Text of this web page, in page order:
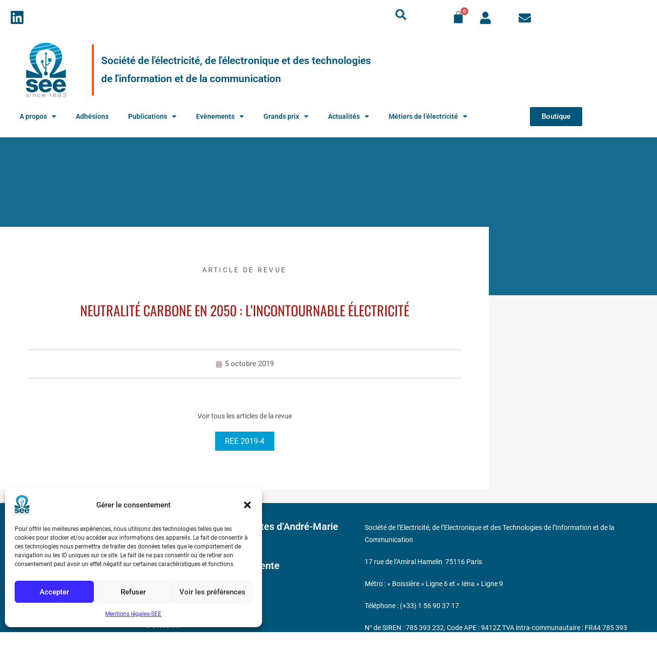
Gérer le consentement
Pour offrir les meilleures expériences, nous utilisons des technologies telles que les
cookies pour stocker et/ou accéder aux informations des appareils. Le fait de consentir à
ces technologies nous permettra de traiter des données telles que le comportement de
navigation ou les ID uniques sur ce site. Le fait de ne pas consentir ou de retirer son
consentement peut avoir un effet négatif sur certaines caractéristiques et fonctions.
Accepter Refuser Voir les préférences
Mentions légales-SEE
Société de l'électricité, de l'électronique et des technologies
de l'information et de la communication
A propos Adhésions Publications Evènements Grands prix Actualités Métiers de l’électricité Boutique
ARTICLE DE REVUE
NEUTRALITÉ CARBONE EN 2050 : L’INCONTOURNABLE ÉLECTRICITÉ
5 octobre 2019
Voir tous les articles de la revue
REE 2019-4
Bicentenaire des découvertes d’André-Marie
Ampère
Conditions Générales de Vente
Mentions légales
Contact
Société de l’Electricité, de l’Electronique et des Technologies de l’Information et de la
Communication
17 rue de l’Amiral Hamelin 75116 Paris
Métro : « Boissière » Ligne 6 et « Iéna » Ligne 9
Téléphone : (+33) 1 56 90 37 17
N° de SIREN : 785 393 232, Code APE : 9412Z TVA intra-communautaire : FR44 785 393